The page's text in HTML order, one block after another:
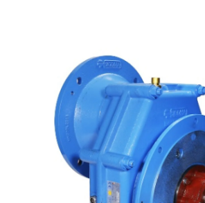
Оборудование для производства ЖБИ
Пневмооборудование
Телескопические загрузчики
Датчики
Промышленные вибраторы
Дробильно-сортировочный комплекс